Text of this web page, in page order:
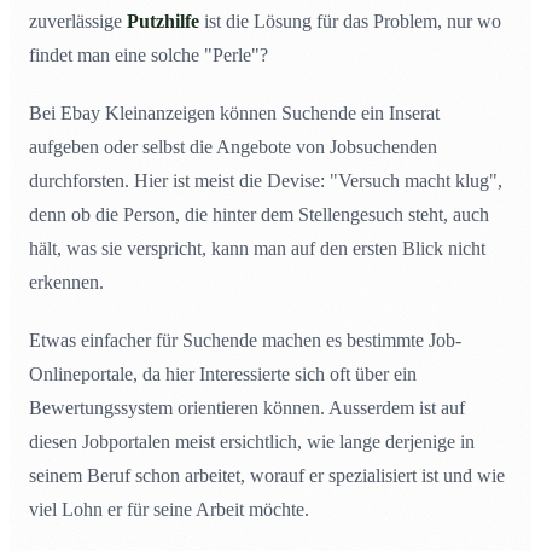
zuverlässige Putzhilfe ist die Lösung für das Problem, nur wo
findet man eine solche "Perle"?
Bei Ebay Kleinanzeigen können Suchende ein Inserat
aufgeben oder selbst die Angebote von Jobsuchenden
durchforsten. Hier ist meist die Devise: "Versuch macht klug",
denn ob die Person, die hinter dem Stellengesuch steht, auch
hält, was sie verspricht, kann man auf den ersten Blick nicht
erkennen.
Etwas einfacher für Suchende machen es bestimmte Job-
Onlineportale, da hier Interessierte sich oft über ein
Bewertungssystem orientieren können. Ausserdem ist auf
diesen Jobportalen meist ersichtlich, wie lange derjenige in
seinem Beruf schon arbeitet, worauf er spezialisiert ist und wie
viel Lohn er für seine Arbeit möchte.